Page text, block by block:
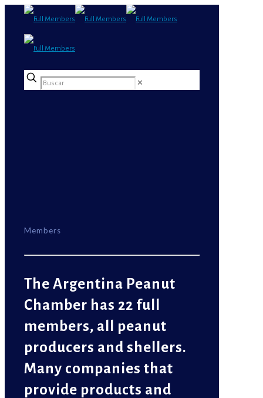
✕
Members
The Argentina Peanut
Chamber has 22 full
members, all peanut
producers and shellers.
Many companies that
provide products and